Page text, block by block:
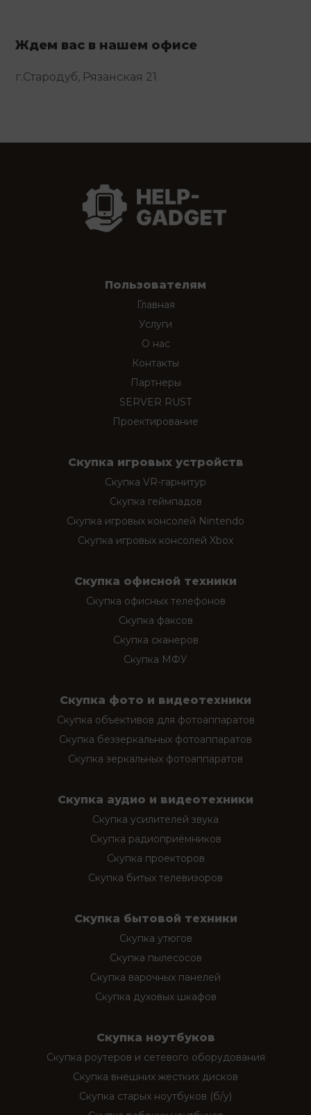
Ждем вас в нашем офисе
г.Стародуб, Рязанская 21
Пользователям
Главная
Услуги
О нас
Контакты
Партнеры
SERVER RUST
Проектирование
Скупка игровых устройств
Скупка VR-гарнитур
Скупка геймпадов
Скупка игровых консолей Nintendo
Скупка игровых консолей Xbox
Скупка офисной техники
Скупка офисных телефонов
Скупка факсов
Скупка сканеров
Скупка МФУ
Скупка фото и видеотехники
Скупка объективов для фотоаппаратов
Скупка беззеркальных фотоаппаратов
Скупка зеркальных фотоаппаратов
Скупка аудио и видеотехники
Скупка усилителей звука
Скупка радиоприёмников
Скупка проекторов
Скупка битых телевизоров
Скупка бытовой техники
Скупка утюгов
Скупка пылесосов
Скупка варочных панелей
Скупка духовых шкафов
Скупка ноутбуков
Скупка роутеров и сетевого оборудования
Скупка внешних жестких дисков
Скупка старых ноутбуков (б/у)